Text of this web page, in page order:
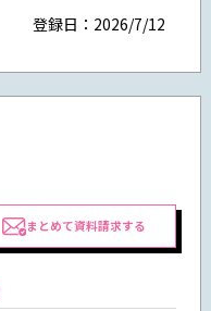
登録日：2026/7/12
まとめて資料請求する